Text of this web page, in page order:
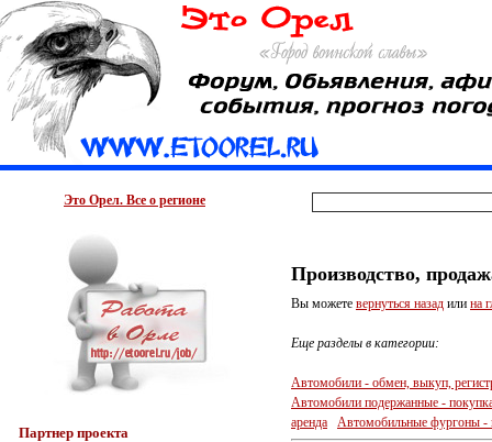
Это Орел. Все о регионе
Партнер проекта
Производство,
Вы можете вернуться назад или на
Еще разделы в категории:
Автомобили - обмен, выкуп,
Автомобили подержанные -
аренда
Автомобильные фургоны -